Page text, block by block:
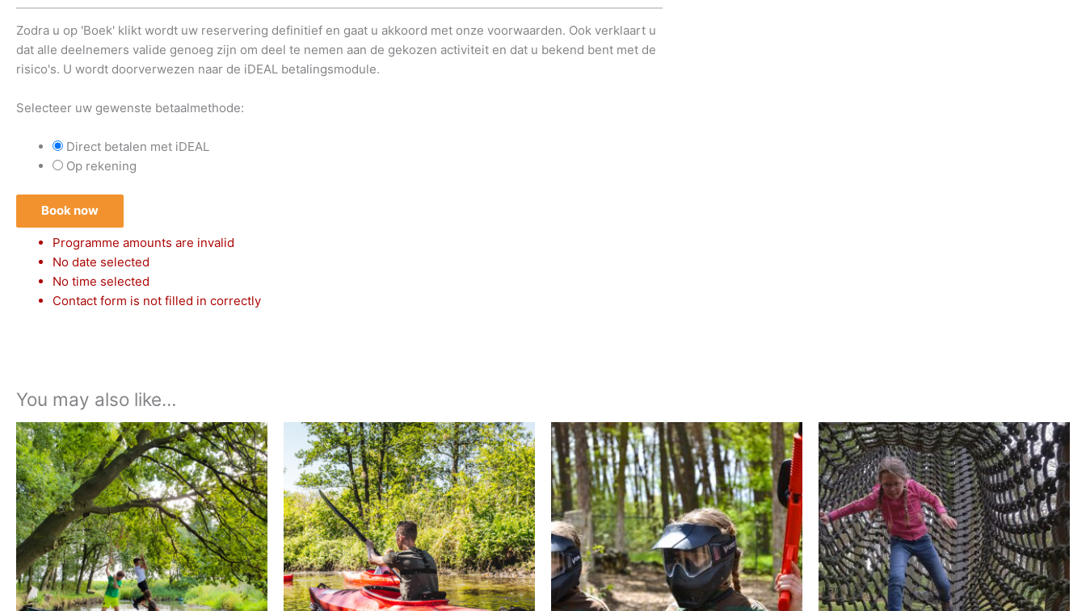
Zodra u op 'Boek' klikt wordt uw reservering definitief en gaat u akkoord met onze voorwaarden. Ook verklaart u
dat alle deelnemers valide genoeg zijn om deel te nemen aan de gekozen activiteit en dat u bekend bent met de
risico's. U wordt doorverwezen naar de iDEAL betalingsmodule.
Selecteer uw gewenste betaalmethode:
Direct betalen met iDEAL
Op rekening
Book now
Programme amounts are invalid
No date selected
No time selected
Contact form is not filled in correctly
You may also like…